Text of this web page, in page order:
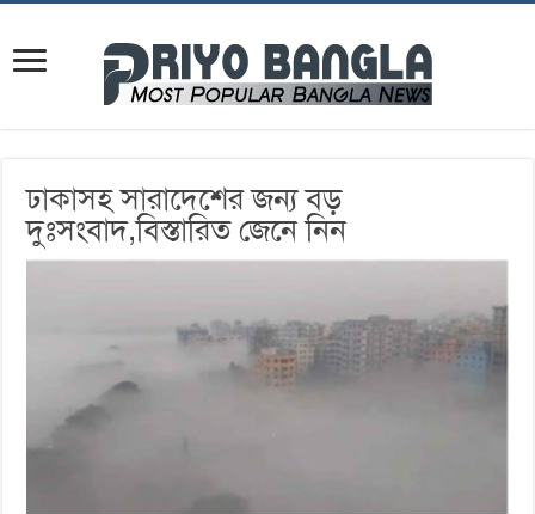
ঢাকাসহ সারাদেশের জন্য বড়
দুঃসংবাদ,বিস্তারিত জেনে নিন